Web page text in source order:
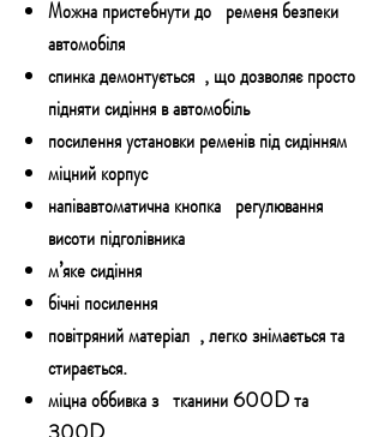
Можна пристебнути до ременя безпеки
автомобіля
спинка демонтується , що дозволяє просто
підняти сидіння в автомобіль
посилення установки ременів під сидінням
міцний корпус
напівавтоматична кнопка регулювання
висоти підголівника
м’яке сидіння
бічні посилення
повітряний матеріал , легко знімається та
стирається.
міцна оббивка з тканини 600D та